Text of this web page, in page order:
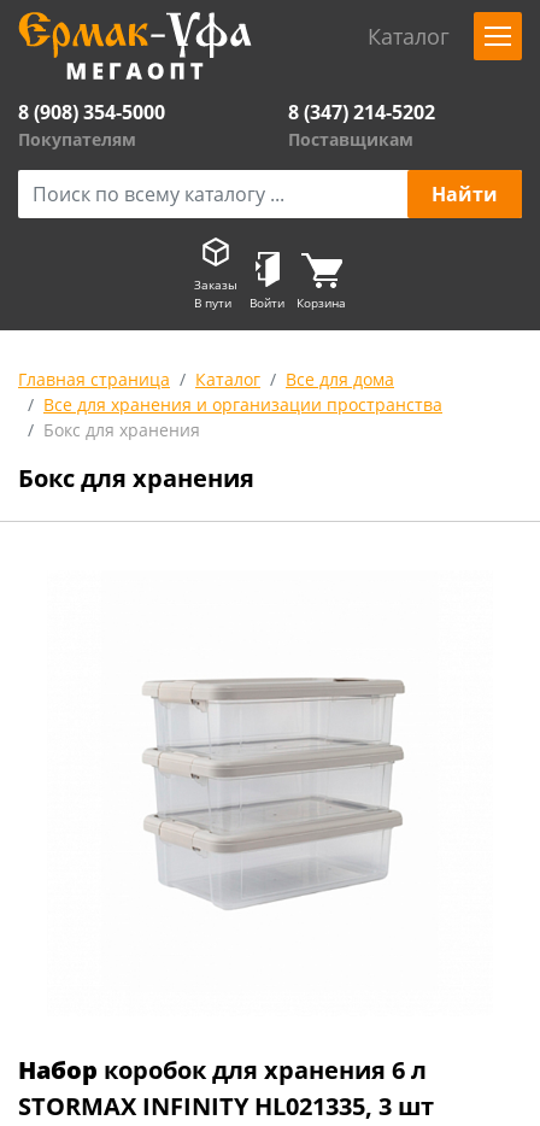
Каталог
8 (908) 354-5000
Покупателям
8 (347) 214-5202
Поставщикам
Заказы
В пути
Войти Корзина
Главная страница Каталог
Все для дома
Все для хранения и организации пространства
Бокс для хранения
Бокс для хранения
Набор коробок для хранения 6 л
STORMAX INFINITY HL021335, 3 шт